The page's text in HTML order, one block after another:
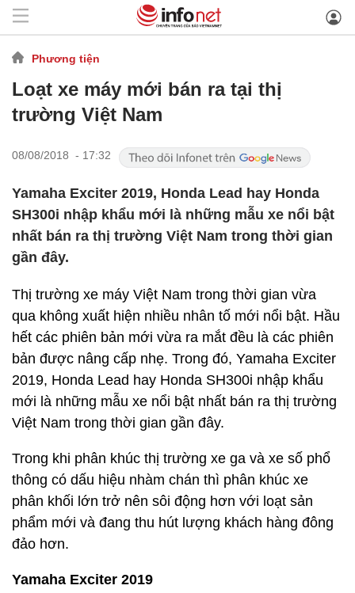
Phương tiện
Loạt xe máy mới bán ra tại thị
trường Việt Nam
08/08/2018 - 17:32
Yamaha Exciter 2019, Honda Lead hay Honda
SH300i nhập khẩu mới là những mẫu xe nổi bật
nhất bán ra thị trường Việt Nam trong thời gian
gần đây.
Thị trường xe máy Việt Nam trong thời gian vừa
qua không xuất hiện nhiều nhân tố mới nổi bật. Hầu
hết các phiên bản mới vừa ra mắt đều là các phiên
bản được nâng cấp nhẹ. Trong đó, Yamaha Exciter
2019, Honda Lead hay Honda SH300i nhập khẩu
mới là những mẫu xe nổi bật nhất bán ra thị trường
Việt Nam trong thời gian gần đây.
Trong khi phân khúc thị trường xe ga và xe số phổ
thông có dấu hiệu nhàm chán thì phân khúc xe
phân khối lớn trở nên sôi động hơn với loạt sản
phẩm mới và đang thu hút lượng khách hàng đông
đảo hơn.
Yamaha Exciter 2019